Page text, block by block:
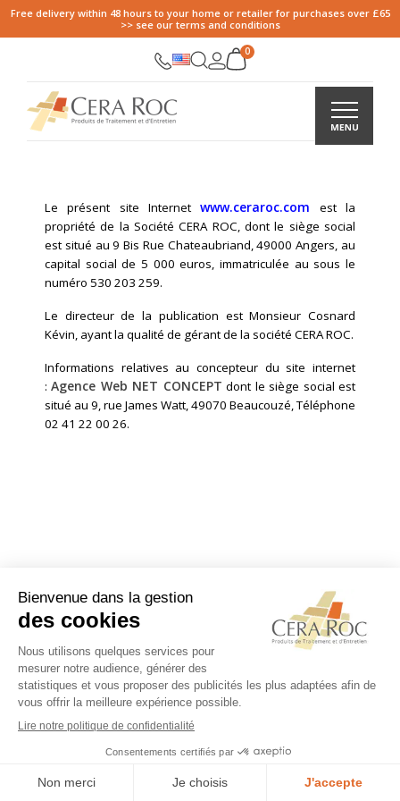
Free delivery within 48 hours to your home or retailer for purchases over £65
>> see our terms and conditions
Le présent site Internetwww.ceraroc.com est la
propriété de la Société CERA ROC, dont le siège social
est situé au 9 Bis Rue Chateaubriand, 49000 Angers, au
capital social de 5 000 euros, immatriculée au sous le
numéro 530 203 259.
Le directeur de la publication est Monsieur Cosnard
Kévin, ayant la qualité de gérant de la société CERA ROC.
Informations relatives au concepteur du site internet
:Agence Web NET CONCEPT dont le siège social est
situé au 9, rue James Watt, 49070 Beaucouzé, Téléphone
02 41 22 00 26.